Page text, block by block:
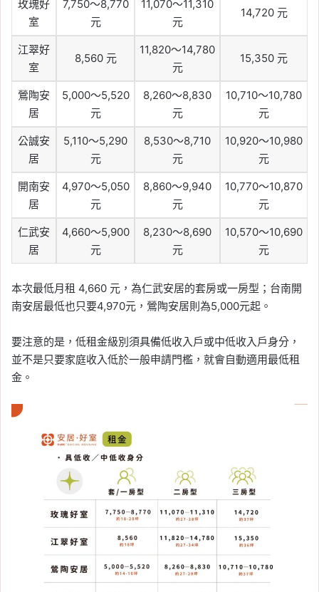
玫瑰好
室
7,750～8,770
元
11,070～11,310
元
14,720 元
江翠好
室
8,560 元
11,820～14,780
元
15,350 元
鶯陶安
居
5,000～5,520
元
8,260～8,830
元
10,710～10,780
元
公誠安
居
5,110～5,290
元
8,530～8,710
元
10,920～10,980
元
開南安
居
4,970～5,050
元
8,860～9,940
元
10,770～10,870
元
仁武安
居
4,660～5,900
元
8,230～8,690
元
10,570～10,690
元
本次最低月租 4,660 元，為仁武安居的套房或一房型；台南開
南安居最低也只要4,970元，鶯陶安居則為5,000元起。
要注意的是，低租金級別須具備低收入戶或中低收入戶身分，
並不是只要家庭收入低於一般申請門檻，就會自動適用最低租
金。